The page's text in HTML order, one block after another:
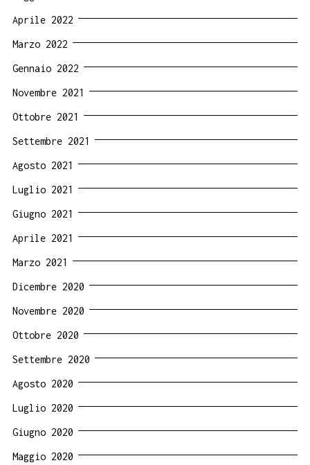
Aprile 2022
Marzo 2022
Gennaio 2022
Novembre 2021
Ottobre 2021
Settembre 2021
Agosto 2021
Luglio 2021
Giugno 2021
Aprile 2021
Marzo 2021
Dicembre 2020
Novembre 2020
Ottobre 2020
Settembre 2020
Agosto 2020
Luglio 2020
Giugno 2020
Maggio 2020